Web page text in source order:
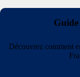
Découvrez comment